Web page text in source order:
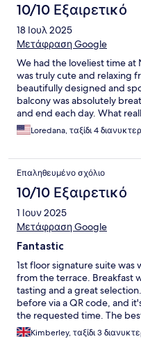
10/10 Εξαιρετικό
18 Ιουλ 2025
Μετάφραση Google
We had the loveliest time at
was truly cute and relaxing
beautifully designed and
balcony was absolutely
and end each day. What
staff. Everyone was so
shoutout to Maria - she was
We can’t wait to come back!
Loredana, ταξίδι 4
Επαληθευμένο σχόλιο
10/10 Εξαιρετικό
1 Ιουν 2025
Μετάφραση Google
Fantastic
1st floor signature suite
from the terrace. Breakfast
tasting and a great
before via a QR code, and
the requested time. The
Maria. She's super friendly
helpful. Such an asset to
Kimberley, ταξίδι 3